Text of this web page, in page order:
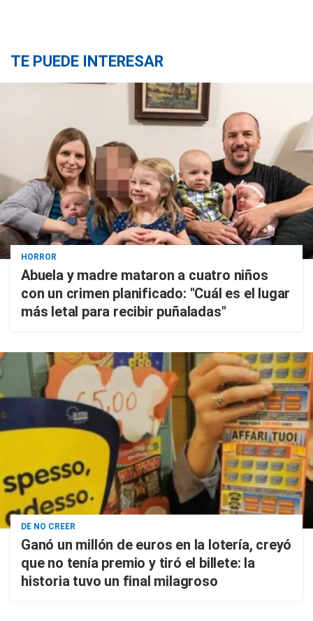
TE PUEDE INTERESAR
HORROR
Abuela y madre mataron a cuatro niños
con un crimen planificado: "Cuál es el lugar
más letal para recibir puñaladas"
DE NO CREER
Ganó un millón de euros en la lotería, creyó
que no tenía premio y tiró el billete: la
historia tuvo un final milagroso